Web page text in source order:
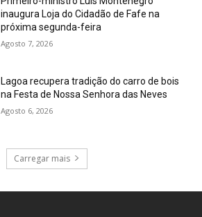
inaugura Loja do Cidadão de Fafe na
próxima segunda-feira
Agosto 7, 2026
Lagoa recupera tradição do carro de bois
na Festa de Nossa Senhora das Neves
Agosto 6, 2026
Carregar mais